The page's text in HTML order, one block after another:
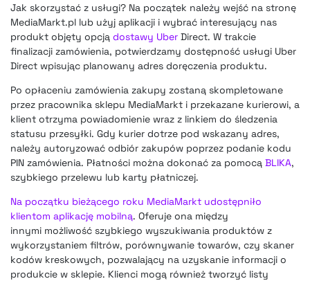
Jak skorzystać z usługi? Na początek należy wejść na stronę
MediaMarkt.pl lub użyj aplikacji i wybrać interesujący nas
produkt objęty opcją dostawy Uber Direct. W trakcie
finalizacji zamówienia, potwierdzamy dostępność usługi Uber
Direct wpisując planowany adres doręczenia produktu.
Po opłaceniu zamówienia zakupy zostaną skompletowane
przez pracownika sklepu MediaMarkt i przekazane kurierowi, a
klient otrzyma powiadomienie wraz z linkiem do śledzenia
statusu przesyłki. Gdy kurier dotrze pod wskazany adres,
należy autoryzować odbiór zakupów poprzez podanie kodu
PIN zamówienia. Płatności można dokonać za pomocą BLIKA,
szybkiego przelewu lub karty płatniczej.
Na początku bieżącego roku MediaMarkt udostępniło
klientom aplikację mobilną. Oferuje ona między
innymi możliwość szybkiego wyszukiwania produktów z
wykorzystaniem filtrów, porównywanie towarów, czy skaner
kodów kreskowych, pozwalający na uzyskanie informacji o
produkcie w sklepie. Klienci mogą również tworzyć listy